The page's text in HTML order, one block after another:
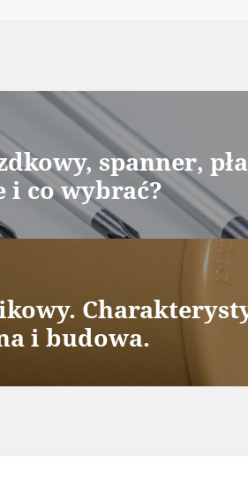
spanner,
i co wybrać?
i budowa.